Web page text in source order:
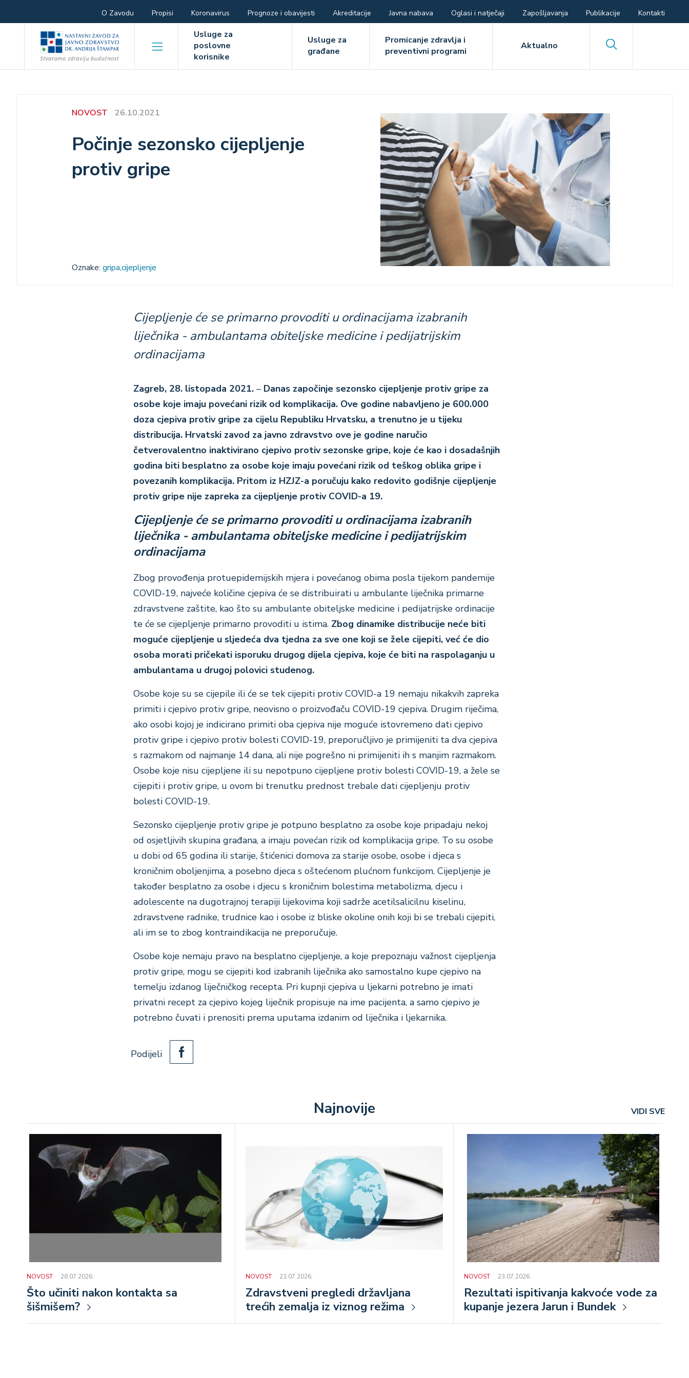
menu
O Zavodu Propisi Koronavirus Prognoze i obavijesti Akreditacije Javna nabava Oglasi i natječaji Zapošljavanja Publikacije Kontakti
Hamburger
menu
Usluge za
poslovne
korisnike
Usluge za
građane
Promicanje zdravlja i
preventivni programi
Aktualno Search
NOVOST 26.10.2021
Počinje sezonsko cijepljenje
protiv gripe
Oznake: gripacijepljenje
Image
Cijepljenje će se primarno provoditi u ordinacijama izabranih
liječnika - ambulantama obiteljske medicine i pedijatrijskim
ordinacijama
Zagreb, 28. listopada 2021. – Danas započinje sezonsko cijepljenje protiv gripe za
osobe koje imaju povećani rizik od komplikacija. Ove godine nabavljeno je 600.000
doza cjepiva protiv gripe za cijelu Republiku Hrvatsku, a trenutno je u tijeku
distribucija. Hrvatski zavod za javno zdravstvo ove je godine naručio
četverovalentno inaktivirano cjepivo protiv sezonske gripe, koje će kao i dosadašnjih
godina biti besplatno za osobe koje imaju povećani rizik od teškog oblika gripe i
povezanih komplikacija. Pritom iz HZJZ-a poručuju kako redovito godišnje cijepljenje
protiv gripe nije zapreka za cijepljenje protiv COVID-a 19.
Cijepljenje će se primarno provoditi u ordinacijama izabranih
liječnika - ambulantama obiteljske medicine i pedijatrijskim
ordinacijama
Zbog provođenja protuepidemijskih mjera i povećanog obima posla tijekom pandemije
COVID-19, najveće količine cjepiva će se distribuirati u ambulante liječnika primarne
zdravstvene zaštite, kao što su ambulante obiteljske medicine i pedijatrijske ordinacije
te će se cijepljenje primarno provoditi u istima. Zbog dinamike distribucije neće biti
moguće cijepljenje u sljedeća dva tjedna za sve one koji se žele cijepiti, već će dio
osoba morati pričekati isporuku drugog dijela cjepiva, koje će biti na raspolaganju u
ambulantama u drugoj polovici studenog.
Osobe koje su se cijepile ili će se tek cijepiti protiv COVID-a 19 nemaju nikakvih zapreka
primiti i cjepivo protiv gripe, neovisno o proizvođaču COVID-19 cjepiva. Drugim riječima,
ako osobi kojoj je indicirano primiti oba cjepiva nije moguće istovremeno dati cjepivo
protiv gripe i cjepivo protiv bolesti COVID-19, preporučljivo je primijeniti ta dva cjepiva
s razmakom od najmanje 14 dana, ali nije pogrešno ni primijeniti ih s manjim razmakom.
Osobe koje nisu cijepljene ili su nepotpuno cijepljene protiv bolesti COVID-19, a žele se
cijepiti i protiv gripe, u ovom bi trenutku prednost trebale dati cijepljenju protiv
bolesti COVID-19.
Sezonsko cijepljenje protiv gripe je potpuno besplatno za osobe koje pripadaju nekoj
od osjetljivih skupina građana, a imaju povećan rizik od komplikacija gripe. To su osobe
u dobi od 65 godina ili starije, štićenici domova za starije osobe, osobe i djeca s
kroničnim oboljenjima, a posebno djeca s oštećenom plućnom funkcijom. Cijepljenje je
također besplatno za osobe i djecu s kroničnim bolestima metabolizma, djecu i
adolescente na dugotrajnoj terapiji lijekovima koji sadrže acetilsalicilnu kiselinu,
zdravstvene radnike, trudnice kao i osobe iz bliske okoline onih koji bi se trebali cijepiti,
ali im se to zbog kontraindikacija ne preporučuje.
Osobe koje nemaju pravo na besplatno cijepljenje, a koje prepoznaju važnost cijepljenja
protiv gripe, mogu se cijepiti kod izabranih liječnika ako samostalno kupe cjepivo na
temelju izdanog liječničkog recepta. Pri kupnji cjepiva u ljekarni potrebno je imati
privatni recept za cjepivo kojeg liječnik propisuje na ime pacijenta, a samo cjepivo je
potrebno čuvati i prenositi prema uputama izdanim od liječnika i ljekarnika.
Podijeli
Najnovije VIDI SVE
NOVOST 28.07.2026.
Što učiniti nakon kontakta sa
šišmišem?
NOVOST 23.07.2026.
Zdravstveni pregledi državljana
trećih zemalja iz viznog režima
NOVOST 23.07.2026.
Rezultati ispitivanja kakvoće vode za
kupanje jezera Jarun i Bundek